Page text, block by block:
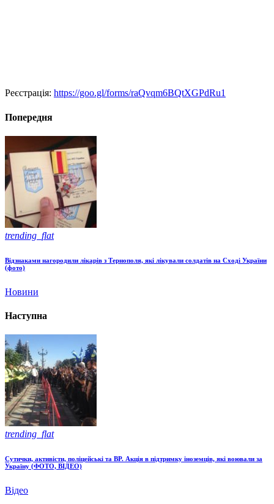
Реєстрація: https://goo.gl/forms/raQvqm6BQtXGPdRu1
Попередня
trending_flat
Відзнаками нагородили лікарів з Тернополя, які лікували солдатів на Сході України
(фото)
Новини
Наступна
trending_flat
Сутички, активісти, поліцейські та ВР. Акція в підтримку іноземців, які воювали за
Україну (ФОТО, ВІДЕО)
Відео